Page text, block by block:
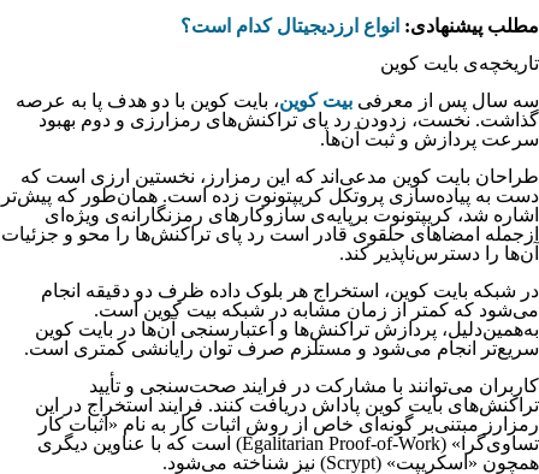
مطلب پیشنهادی: انواع ارزدیجیتال کدام است؟
تاریخچه‌ی بایت کوین
سه سال پس از معرفی بیت کوین، بایت کوین با دو هدف پا به عرصه
گذاشت. نخست، زدودن رد پای تراکنش‌های رمزارزی و دوم بهبود
سرعت پردازش و ثبت آن‌ها.
طراحان بایت کوین مدعی‌اند که این رمزارز، نخستین ارزی است که
دست به پیاده‌سازی پروتکل کریپتونوت زده است. همان‌طور که پیش‌تر
اشاره شد، کریپتونوت برپایه‌ی سازوکارهای رمزنگارانه‌ی ویژه‌ای
ازجمله امضاهای حلقوی قادر است رد پای تراکنش‌ها را محو و جزئیات
آن‌ها را دسترس‌ناپذیر کند.
در شبکه بایت کوین، استخراج هر بلوک داده ظرف دو دقیقه انجام
می‌شود که کمتر از زمان مشابه در شبکه بیت کوین است.
به‌همین‌دلیل، پردازش تراکنش‌ها و اعتبارسنجی آن‌ها در بایت کوین
سریع‌تر انجام می‌شود و مستلزم صرف توان رایانشی کمتری است.
کاربران می‌توانند با مشارکت در فرایند صحت‌سنجی و تأیید
تراکنش‌های بایت کوین پاداش دریافت کنند. فرایند استخراج در این
رمزارز مبتنی‌بر گونه‌ای خاص از روش اثبات کار به نام «اثبات کار
تساوی‌گرا» (Egalitarian Proof-of-Work) است که با عناوین دیگری
همچون «اسکریپت» (Scrypt) نیز شناخته می‌شود.